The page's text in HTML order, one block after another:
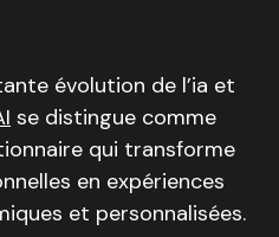
évolution de l’ia et
se distingue comme
qui transforme
en expériences
et personnalisées.